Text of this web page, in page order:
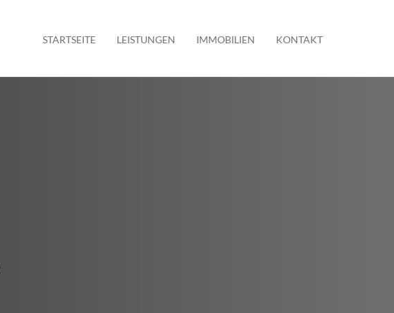
STARTSEITE LEISTUNGEN IMMOBILIEN KONTAKT